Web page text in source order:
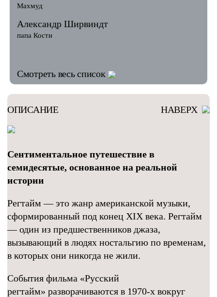
Махмуд
Александр Ширвиндт
папа Кости
Смотреть весь список
ОПИСАНИЕ НАВЕРХ
Сентиментальное путешествие в
семидесятые, основанное на реальной
истории
Регтайм — это жанр американской музыки,
сформированный под конец ХIХ века. Регтайм
— один из предшественников джаза,
вызывающий в людях ностальгию по временам,
в которых они никогда не жили.
События фильма «Русский
регтайм» разворачиваются в 1970-х вокруг